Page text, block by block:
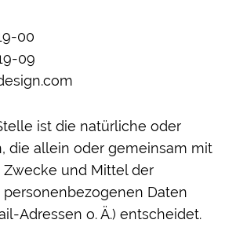
00
09
ist die natürliche oder
die allein oder gemeinsam mit
und Mittel der
Daten
Adressen o. Ä.) entscheidet.